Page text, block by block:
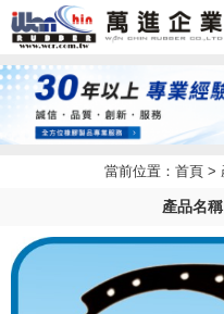
當前位置： 首頁 >
產品名